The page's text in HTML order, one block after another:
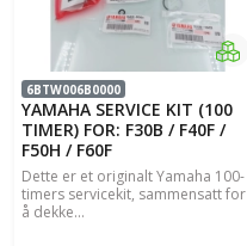
6BTW006B0000
YAMAHA SERVICE KIT (100
TIMER) FOR: F30B / F40F /
F50H / F60F
Dette er et originalt Yamaha 100-
timers servicekit, sammensatt for
å dekke...